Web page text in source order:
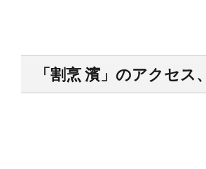
「割烹 濱」のアクセス